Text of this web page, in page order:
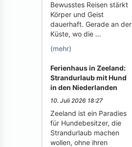
Bewusstes Reisen stärkt
Körper und Geist
dauerhaft. Gerade an der
Küste, wo die …
(mehr)
Ferienhaus in Zeeland:
Strandurlaub mit Hund
in den Niederlanden
10. Juli 2026 18:27
Zeeland ist ein Paradies
für Hundebesitzer, die
Strandurlaub machen
wollen, ohne ihren